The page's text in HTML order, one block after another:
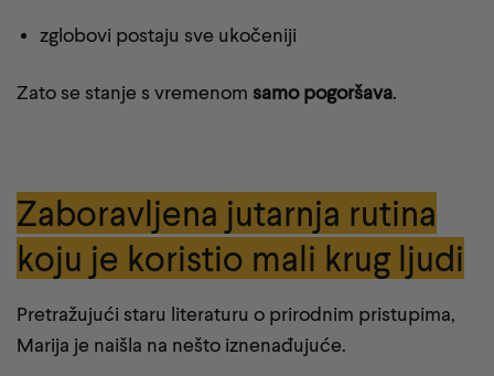
zglobovi postaju sve ukočeniji
Zato se stanje s vremenom samo pogoršava.
Zaboravljena jutarnja rutina
koju je koristio mali krug ljudi
Pretražujući staru literaturu o prirodnim pristupima,
Marija je naišla na nešto iznenađujuće.